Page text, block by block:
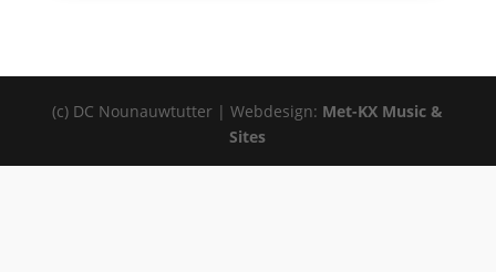
(c) DC Nounauwtutter | Webdesign: Met-KX Music &
Sites